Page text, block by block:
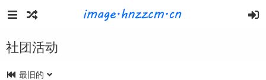
社团活动
最旧的